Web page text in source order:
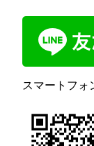
スマートフォ